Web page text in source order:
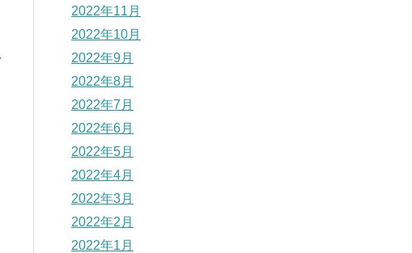
2022年11月
2022年10月
2022年9月
2022年8月
2022年7月
2022年6月
2022年5月
2022年4月
2022年3月
2022年2月
2022年1月